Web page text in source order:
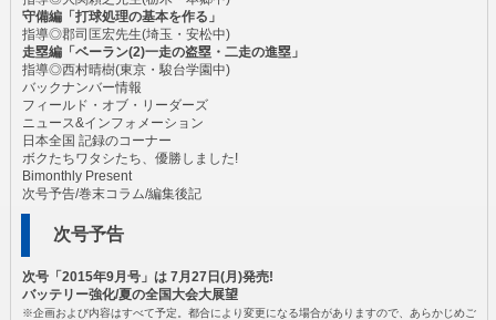
守備編「打球処理の基本を作る」
指導◎郡司匡宏先生(埼玉・安松中)
走塁編「ベーラン(2)一走の盗塁・二走の進塁」
指導◎西村晴樹(東京・駿台学園中)
バックナンバー情報
フィールド・オブ・リーダーズ
ニュース&インフォメーション
日本全国 記録のコーナー
ボクたちワタシたち、優勝しました!
Bimonthly Present
次号予告/巻末コラム/編集後記
次号予告
次号「2015年9月号」は 7月27日(月)発売!
バッテリー強化/夏の全国大会大展望
※企画および内容はすべて予定。都合により変更になる場合がありますので、あらかじめご